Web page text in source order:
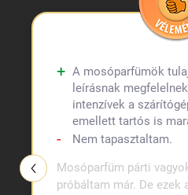
A mosóparfümök
leírásnak
intenzívek a
emellett tartós is
Nem tapasztaltam.
Mosóparfüm párti
próbáltam már. De ezek